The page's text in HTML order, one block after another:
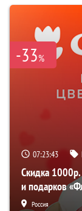
-33%
07:23:42
Скидка 1000р.
и подарков
Россия